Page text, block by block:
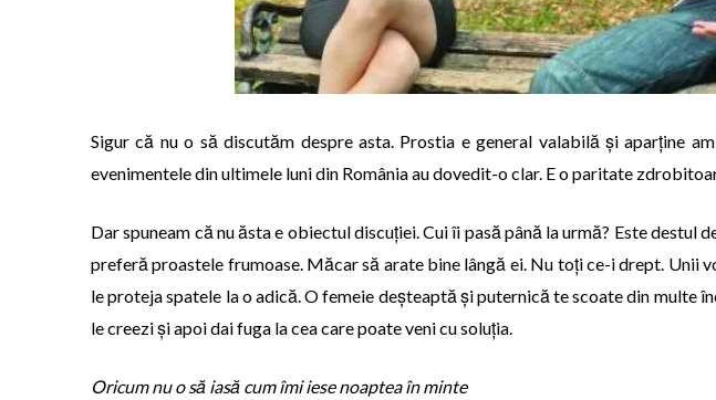
Sigur că nu o să discutăm despre asta. Prostia e general valabilă și aparține
evenimentele din ultimele luni din România au dovedit-o clar. E o paritate
Dar spuneam că nu ăsta e obiectul discuției. Cui îi pasă până la urmă? Este destul
preferă proastele frumoase. Măcar să arate bine lângă ei. Nu toți ce-i drept. Unii
le proteja spatele la o adică. O femeie deșteaptă și puternică te scoate din multe
le creezi și apoi dai fuga la cea care poate veni cu soluția.
Oricum nu o să iasă cum îmi iese noaptea în minte